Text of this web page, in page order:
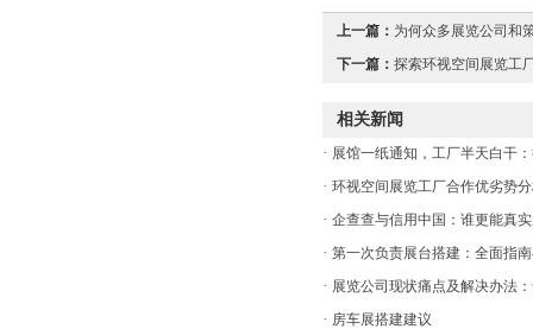
上一篇： 为何众多展览公司和
下一篇： 探索环视空间展览工
相关新闻
· 展馆一纸通知，工厂半天白干
· 环视空间展览工厂合作优劣势
· 企查查与信用中国：谁更能真
· 第一次负责展台搭建：全面指
· 展览公司现状痛点及解决办法
· 房车展搭建建议